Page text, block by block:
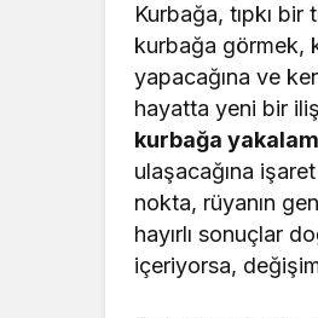
Kurbağa, tıpkı
kurbağa görmek,
yapacağına ve
hayatta yeni bir
kurbağa
ulaşacağına
nokta, rüyanın
hayırlı sonuçlar
içeriyorsa,